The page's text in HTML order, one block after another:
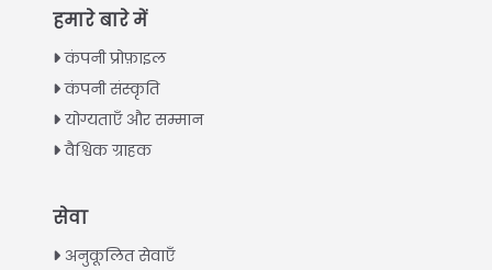
हमारे बारे में
कंपनी प्रोफ़ाइल
कंपनी संस्कृति
योग्यताएँ और सम्मान
वैश्विक ग्राहक
सेवा
अनुकूलित सेवाएँ
Greek
Italian